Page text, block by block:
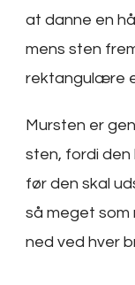
at danne en
mens sten
rektangulære
Mursten er
sten, fordi den
før den skal
så meget som
ned ved hver